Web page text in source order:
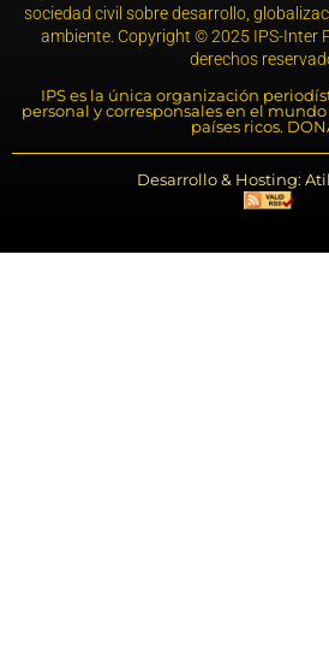
sociedad civil sobre desarrollo,
ambiente. Copyright © 2025 IPS-Inter
derechos
IPS es la única organización
personal y corresponsales en el
países ricos.
Desarrollo & Hosting: